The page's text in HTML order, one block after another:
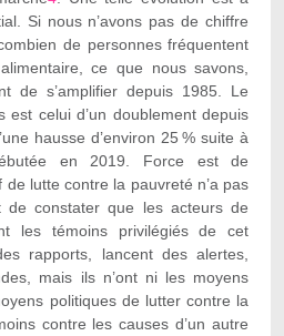
Si nous n’avons pas de chiffre
de personnes fréquentent
ce que nous savons,
de s’amplifier depuis 1985. Le
est celui d’un doublement depuis
hausse d’environ 25 % suite à
en 2019. Force est de
de lutte contre la pauvreté n’a pas
de constater que les acteurs de
les témoins privilégiés de cet
rapports, lancent des alertes,
mais ils n’ont ni les moyens
politiques de lutter contre la
contre les causes d’un autre